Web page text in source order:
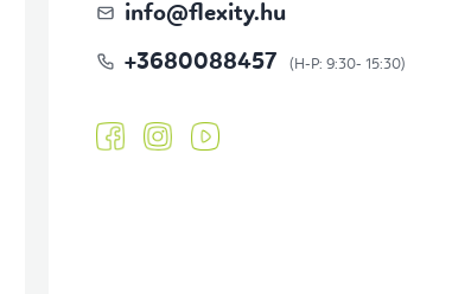
m
e
info@flexity.hu
+3680088457